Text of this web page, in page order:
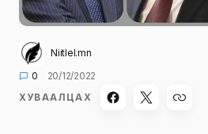
Niitlel.mn
0
20/12/2022
ХУВААЛЦАХ